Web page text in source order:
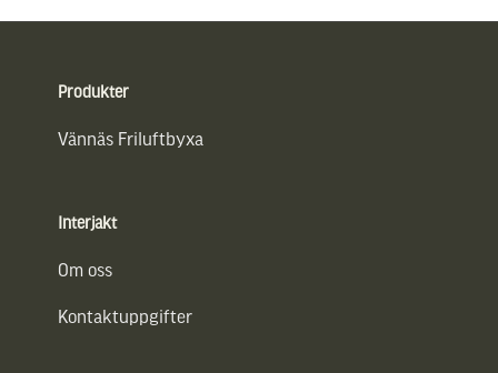
Produkter
Vännäs Friluftbyxa
Interjakt
Om oss
Kontaktuppgifter